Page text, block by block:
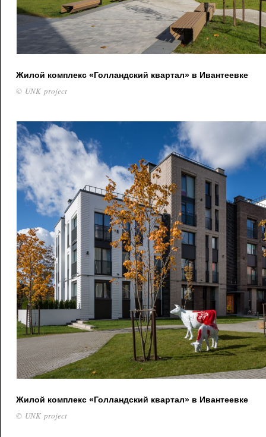
Жилой комплекс «Голландский квартал» в Ивантеевке
© UNK project
Жилой комплекс «Голландский квартал» в Ивантеевке
© UNK project